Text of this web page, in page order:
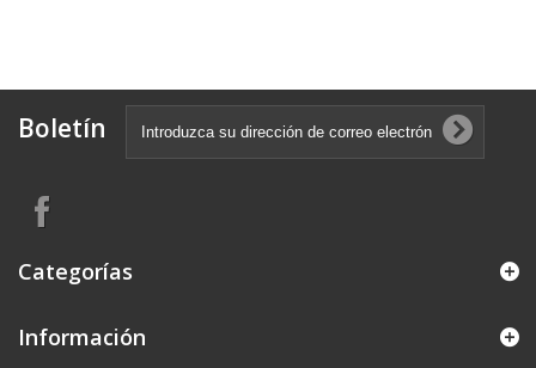
Boletín
Categorías
Información